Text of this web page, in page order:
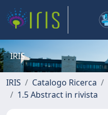
IRIS
IRIS Catalogo Ricerca
1.5 Abstract in rivista